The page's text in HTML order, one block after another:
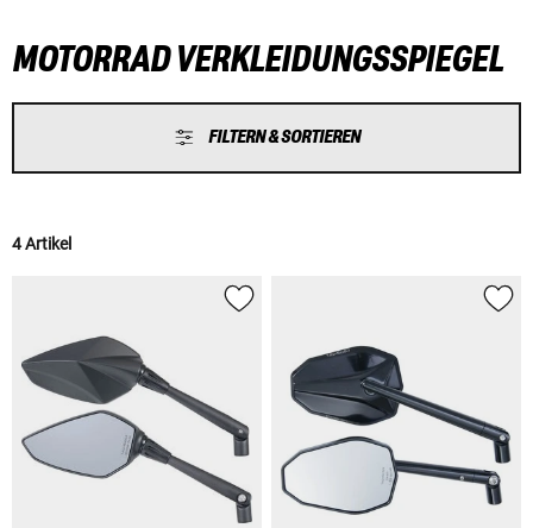
MOTORRAD VERKLEIDUNGSSPIEGEL
FILTERN & SORTIEREN
4 Artikel